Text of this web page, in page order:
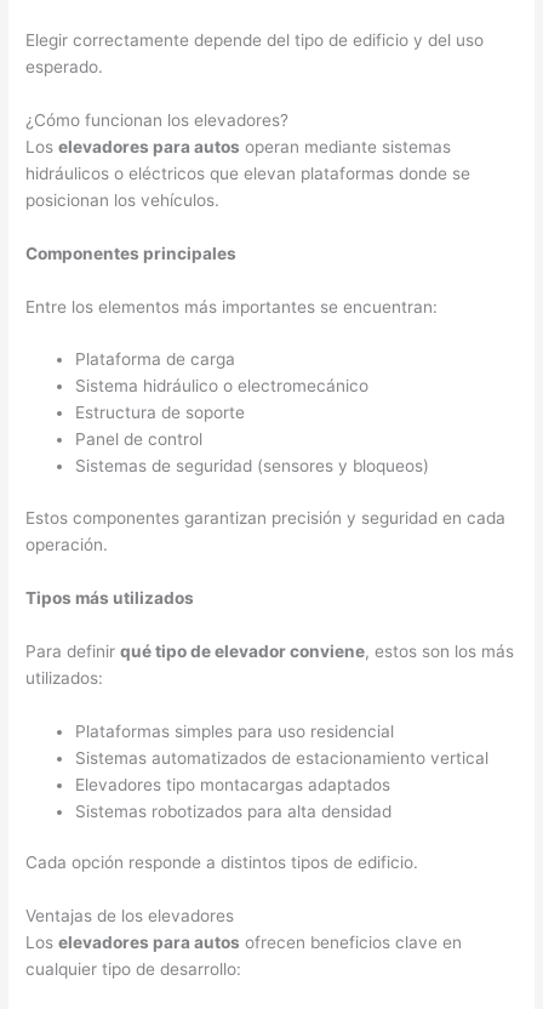
Elegir correctamente depende del tipo de edificio y del uso
esperado.
¿Cómo funcionan los elevadores?
Loselevadores para autos operan mediante sistemas
hidráulicos o eléctricos que elevan plataformas donde se
posicionan los vehículos.
Componentes principales
Entre los elementos más importantes se encuentran:
Plataforma de carga
Sistema hidráulico o electromecánico
Estructura de soporte
Panel de control
Sistemas de seguridad (sensores y bloqueos)
Estos componentes garantizan precisión y seguridad en cada
operación.
Tipos más utilizados
Para definirqué tipo de elevador conviene, estos son los más
utilizados:
Plataformas simples para uso residencial
Sistemas automatizados de estacionamiento vertical
Elevadores tipo montacargas adaptados
Sistemas robotizados para alta densidad
Cada opción responde a distintos tipos de edificio.
Ventajas de los elevadores
Loselevadores para autos ofrecen beneficios clave en
cualquier tipo de desarrollo: